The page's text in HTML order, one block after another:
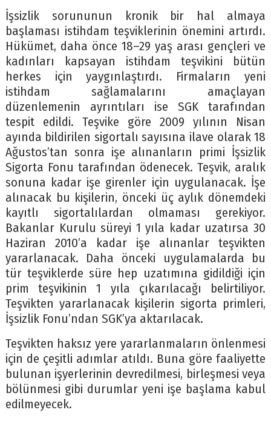
İşsizlik sorununun kronik bir hal almaya
başlaması istihdam teşviklerinin önemini artırdı.
Hükümet, daha önce 18–29 yaş arası gençleri ve
kadınları kapsayan istihdam teşvikini bütün
herkes için yaygınlaştırdı. Firmaların yeni
istihdam sağlamalarını amaçlayan
düzenlemenin ayrıntıları ise SGK tarafından
tespit edildi. Teşvike göre 2009 yılının Nisan
ayında bildirilen sigortalı sayısına ilave olarak 18
Ağustos’tan sonra işe alınanların primi İşsizlik
Sigorta Fonu tarafından ödenecek. Teşvik, aralık
sonuna kadar işe girenler için uygulanacak. İşe
alınacak bu kişilerin, önceki üç aylık dönemdeki
kayıtlı sigortalılardan olmaması gerekiyor.
Bakanlar Kurulu süreyi 1 yıla kadar uzatırsa 30
Haziran 2010’a kadar işe alınanlar teşvikten
yararlanacak. Daha önceki uygulamalarda bu
tür teşviklerde süre hep uzatımına gidildiği için
prim teşvikinin 1 yıla çıkarılacağı belirtiliyor.
Teşvikten yararlanacak kişilerin sigorta primleri,
İşsizlik Fonu’ndan SGK’ya aktarılacak.
Teşvikten haksız yere yararlanmaların önlenmesi
için de çeşitli adımlar atıldı. Buna göre faaliyette
bulunan işyerlerinin devredilmesi, birleşmesi veya
bölünmesi gibi durumlar yeni işe başlama kabul
edilmeyecek.